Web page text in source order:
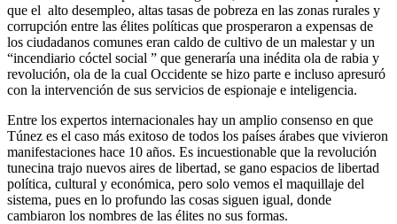
que el alto desempleo, altas tasas de pobreza en las zonas rurales y
corrupción entre las élites políticas que prosperaron a expensas de
los ciudadanos comunes eran caldo de cultivo de un malestar y un
“incendiario cóctel social ” que generaría una inédita ola de rabia y
revolución, ola de la cual Occidente se hizo parte e incluso apresuró
con la intervención de sus servicios de espionaje e inteligencia.
Entre los expertos internacionales hay un amplio consenso en que
Túnez es el caso más exitoso de todos los países árabes que vivieron
manifestaciones hace 10 años. Es incuestionable que la revolución
tunecina trajo nuevos aires de libertad, se gano espacios de libertad
política, cultural y económica, pero solo vemos el maquillaje del
sistema, pues en lo profundo las cosas siguen igual, donde
cambiaron los nombres de las élites no sus formas.